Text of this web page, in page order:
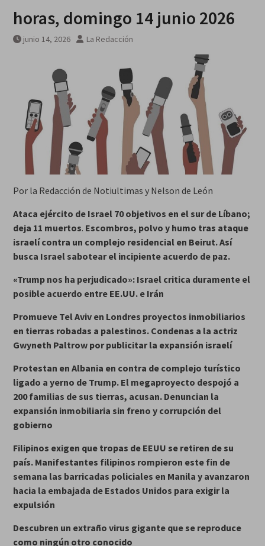
horas, domingo 14 junio 2026
junio 14, 2026 La Redacción
Por la Redacción de Notiultimas y Nelson de León
Ataca ejército de Israel 70 objetivos en el sur de Líbano;
deja 11 muertos. Escombros, polvo y humo tras ataque
israelí contra un complejo residencial en Beirut. Así
busca Israel sabotear el incipiente acuerdo de paz.
«Trump nos ha perjudicado»: Israel critica duramente el
posible acuerdo entre EE.UU. e Irán
Promueve Tel Aviv en Londres proyectos inmobiliarios
en tierras robadas a palestinos. Condenas a la actriz
Gwyneth Paltrow por publicitar la expansión israelí
Protestan en Albania en contra de complejo turístico
ligado a yerno de Trump. El megaproyecto despojó a
200 familias de sus tierras, acusan. Denuncian la
expansión inmobiliaria sin freno y corrupción del
gobierno
Filipinos exigen que tropas de EEUU se retiren de su
país. Manifestantes filipinos rompieron este fin de
semana las barricadas policiales en Manila y avanzaron
hacia la embajada de Estados Unidos para exigir la
expulsión
Descubren un extraño virus gigante que se reproduce
como ningún otro conocido